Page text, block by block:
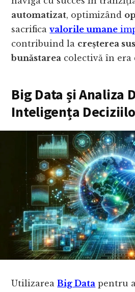
automatizat, optimizând
sacrificavalorile umane
contribuind la creșterea
bunăstarea colectivă în era
Big Data și Analiza
Inteligența
UtilizareaBig Data pentru